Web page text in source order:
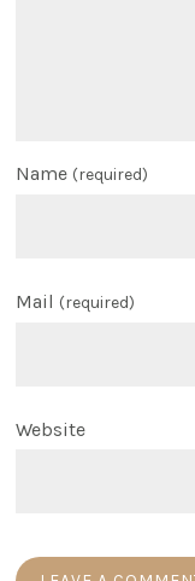
Name (required)
Mail (required)
Website